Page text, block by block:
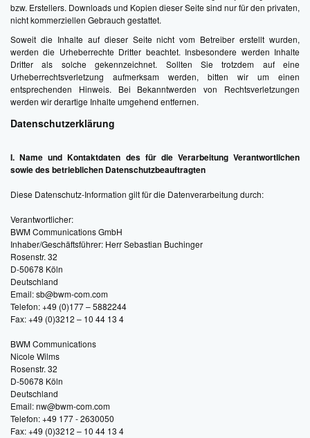
bzw. Erstellers. Downloads und Kopien dieser Seite sind nur für den privaten,
nicht kommerziellen Gebrauch gestattet.
Soweit die Inhalte auf dieser Seite nicht vom Betreiber erstellt wurden,
werden die Urheberrechte Dritter beachtet. Insbesondere werden Inhalte
Dritter als solche gekennzeichnet. Sollten Sie trotzdem auf eine
Urheberrechtsverletzung aufmerksam werden, bitten wir um einen
entsprechenden Hinweis. Bei Bekanntwerden von Rechtsverletzungen
werden wir derartige Inhalte umgehend entfernen.
Datenschutzerklärung
I. Name und Kontaktdaten des für die Verarbeitung Verantwortlichen
sowie des betrieblichen Datenschutzbeauftragten
Diese Datenschutz-Information gilt für die Datenverarbeitung durch:
Verantwortlicher:
BWM Communications GmbH
Inhaber/Geschäftsführer: Herr Sebastian Buchinger
Rosenstr. 32
D-50678 Köln
Deutschland
Email: sb@bwm-com.com
Telefon: +49 (0)177 – 5882244
Fax: +49 (0)3212 – 10 44 13 4
BWM Communications
Nicole Wilms
Rosenstr. 32
D-50678 Köln
Deutschland
Email: nw@bwm-com.com
Telefon: +49 177 - 2630050
Fax: +49 (0)3212 – 10 44 13 4